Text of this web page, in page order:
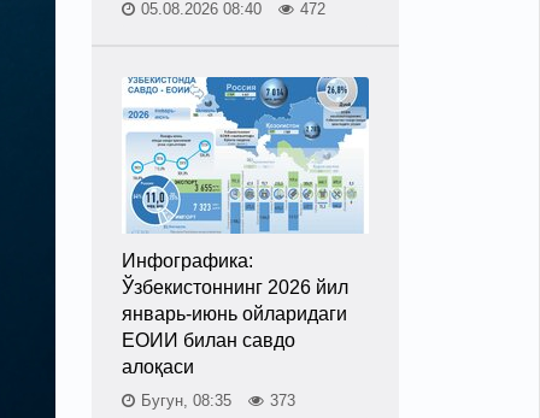
05.08.2026 08:40 472
Инфографика:
Ўзбекистоннинг 2026 йил
январь-июнь ойларидаги
ЕОИИ билан савдо
алоқаси
Бугун, 08:35 373